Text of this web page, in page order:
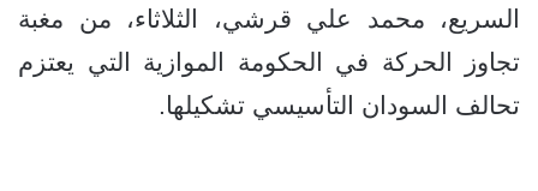
السريع، محمد علي قرشي، الثلاثاء، من مغبة
تجاوز الحركة في الحكومة الموازية التي يعتزم
تحالف السودان التأسيسي تشكيلها.